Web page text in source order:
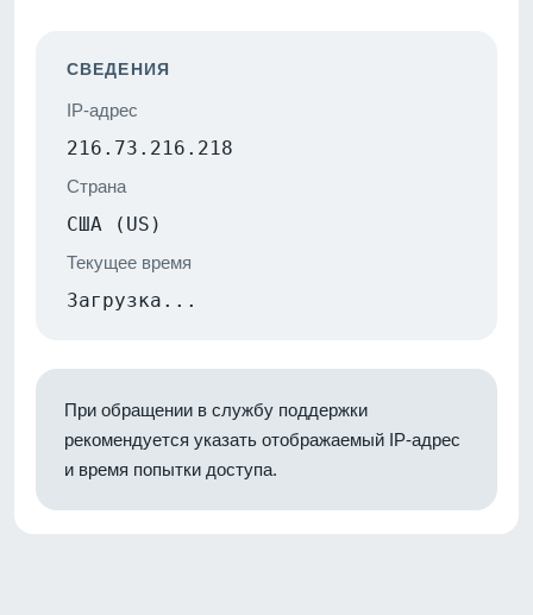
СВЕДЕНИЯ
IP-адрес
216.73.216.218
Страна
США (US)
Текущее время
Загрузка...
При обращении в службу поддержки
рекомендуется указать отображаемый IP-адрес
и время попытки доступа.